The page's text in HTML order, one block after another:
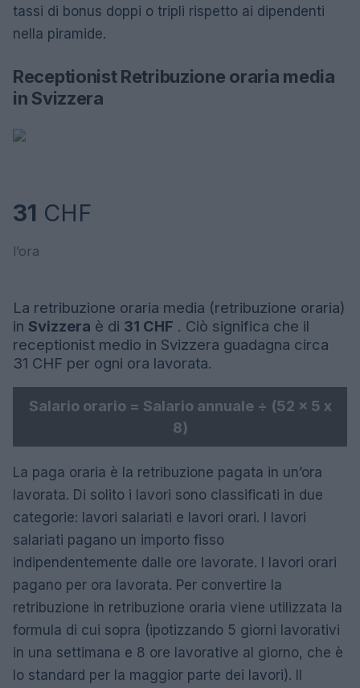
tassi di bonus doppi o tripli rispetto ai dipendenti
nella piramide.
Receptionist Retribuzione oraria media
in Svizzera
31 CHF
l’ora
La retribuzione oraria media (retribuzione oraria)
in Svizzera è di 31 CHF . Ciò significa che il
receptionist medio in Svizzera guadagna circa
31 CHF per ogni ora lavorata.
Salario orario = Salario annuale ÷ (52 x 5 x
8)
La paga oraria è la retribuzione pagata in un’ora
lavorata. Di solito i lavori sono classificati in due
categorie: lavori salariati e lavori orari. I lavori
salariati pagano un importo fisso
indipendentemente dalle ore lavorate. I lavori orari
pagano per ora lavorata. Per convertire la
retribuzione in retribuzione oraria viene utilizzata la
formula di cui sopra (ipotizzando 5 giorni lavorativi
in ​​una settimana e 8 ore lavorative al giorno, che è
lo standard per la maggior parte dei lavori). Il